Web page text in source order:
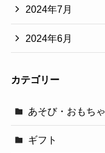
2024年7月
2024年6月
カテゴリー
あそび・おもちゃ
ギフト